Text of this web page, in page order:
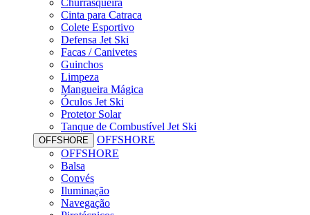
Cinta para Catraca
Colete Esportivo
Defensa Jet Ski
Facas / Canivetes
Guinchos
Limpeza
Mangueira Mágica
Óculos Jet Ski
Protetor Solar
Tanque de Combustível Jet Ski
OFFSHORE
OFFSHORE
OFFSHORE
Balsa
Convés
Iluminação
Navegação